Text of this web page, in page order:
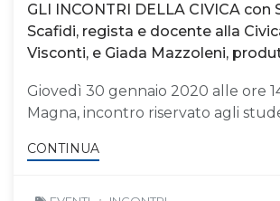
GLI INCONTRI DELLA CIVICA con
Scafidi, regista e docente alla
Visconti, e Giada Mazzoleni,
Giovedì 30 gennaio 2020 alle ore
Magna, incontro riservato agli
CONTINUA